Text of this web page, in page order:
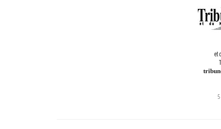
et